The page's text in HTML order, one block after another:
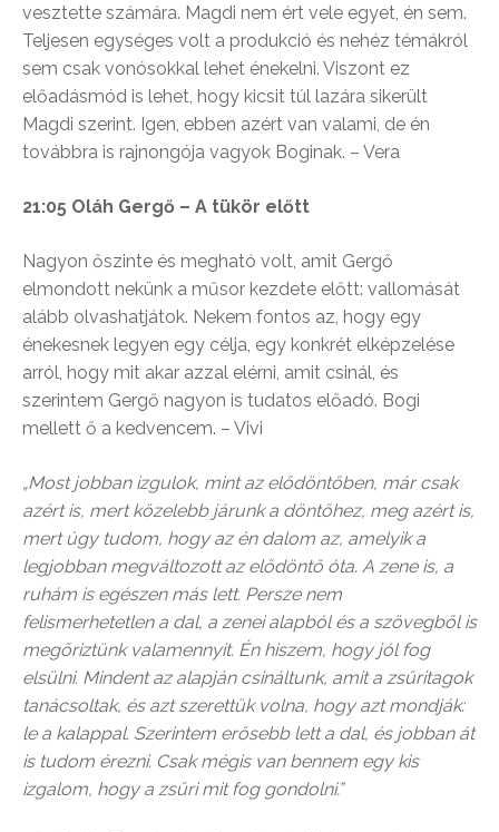
vesztette számára. Magdi nem ért vele egyet, én sem.
Teljesen egységes volt a produkció és nehéz témákról
sem csak vonósokkal lehet énekelni. Viszont ez
előadásmód is lehet, hogy kicsit túl lazára sikerült
Magdi szerint. Igen, ebben azért van valami, de én
továbbra is rajnongója vagyok Boginak. – Vera
21:05 Oláh Gergő – A tükör előtt
Nagyon őszinte és megható volt, amit Gergő
elmondott nekünk a műsor kezdete előtt: vallomását
alább olvashatjátok. Nekem fontos az, hogy egy
énekesnek legyen egy célja, egy konkrét elképzelése
arról, hogy mit akar azzal elérni, amit csinál, és
szerintem Gergő nagyon is tudatos előadó. Bogi
mellett ő a kedvencem. – Vivi
„Most jobban izgulok, mint az elődöntőben, már csak
azért is, mert közelebb járunk a döntőhez, meg azért is,
mert úgy tudom, hogy az én dalom az, amelyik a
legjobban megváltozott az elődöntő óta. A zene is, a
ruhám is egészen más lett. Persze nem
felismerhetetlen a dal, a zenei alapból és a szövegből is
megőriztünk valamennyit. Én hiszem, hogy jól fog
elsülni. Mindent az alapján csináltunk, amit a zsűritagok
tanácsoltak, és azt szerettük volna, hogy azt mondják:
le a kalappal. Szerintem erősebb lett a dal, és jobban át
is tudom érezni. Csak mégis van bennem egy kis
izgalom, hogy a zsűri mit fog gondolni.”